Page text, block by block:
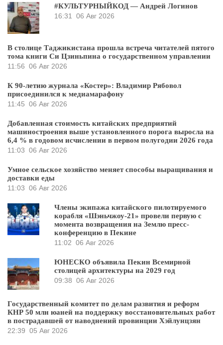
#КУЛЬТУРНЫЙКОД — Андрей Логинов
16:31
06 Авг 2026
В столице Таджикистана прошла встреча читателей пятого
тома книги Си Цзиньпина о государственном управлении
11:56 06 Авг 2026
К 90-летию журнала «Костер»: Владимир Рябовол
присоединился к медиамарафону
11:45 06 Авг 2026
Добавленная стоимость китайских предприятий
машиностроения выше установленного порога выросла на
6,4 % в годовом исчислении в первом полугодии 2026 года
11:03 06 Авг 2026
Умное сельское хозяйство меняет способы выращивания и
доставки еды
11:03 06 Авг 2026
Члены экипажа китайского пилотируемого
корабля «Шэньчжоу-21» провели первую с
момента возвращения на Землю пресс-
конференцию в Пекине
11:02 06 Авг 2026
ЮНЕСКО объявила Пекин Всемирной
столицей архитектуры на 2029 год
09:38 06 Авг 2026
Государственный комитет по делам развития и реформ
КНР 50 млн юаней на поддержку восстановительных работ
в пострадавшей от наводнений провинции Хэйлунцзян
22:39 05 Авг 2026